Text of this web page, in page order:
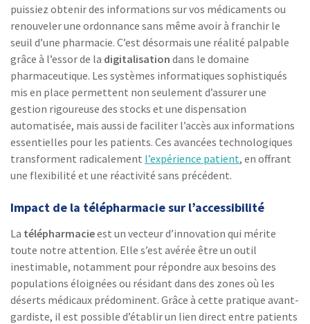
puissiez obtenir des informations sur vos médicaments ou
renouveler une ordonnance sans même avoir à franchir le
seuil d’une pharmacie. C’est désormais une réalité palpable
grâce à l’essor de la digitalisation dans le domaine
pharmaceutique. Les systèmes informatiques sophistiqués
mis en place permettent non seulement d’assurer une
gestion rigoureuse des stocks et une dispensation
automatisée, mais aussi de faciliter l’accès aux informations
essentielles pour les patients. Ces avancées technologiques
transforment radicalement l’expérience patient, en offrant
une flexibilité et une réactivité sans précédent.
Impact de la télépharmacie sur l’accessibilité
La télépharmacieest un vecteur d’innovation qui mérite
toute notre attention. Elle s’est avérée être un outil
inestimable, notamment pour répondre aux besoins des
populations éloignées ou résidant dans des zones où les
déserts médicaux prédominent. Grâce à cette pratique avant-
gardiste, il est possible d’établir un lien direct entre patients